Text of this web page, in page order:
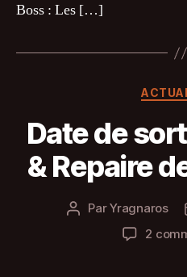
Boss : Les […]
Date de
& Repaire
Auteur
ParYragnaros
2